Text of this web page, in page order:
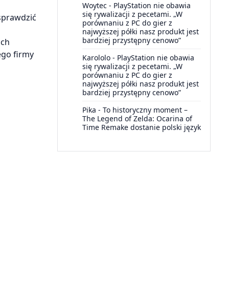
firmy
Woytec - PlayStation nie obawia
się rywalizacji z pecetami. „W
porównaniu z PC do gier z
najwyższej półki nasz produkt jest
bardziej przystępny cenowo”
Karololo - PlayStation nie obawia
się rywalizacji z pecetami. „W
porównaniu z PC do gier z
najwyższej półki nasz produkt jest
bardziej przystępny cenowo”
Pika - To historyczny moment –
The Legend of Zelda: Ocarina of
Time Remake dostanie polski język